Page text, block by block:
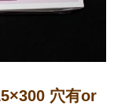
穴有or